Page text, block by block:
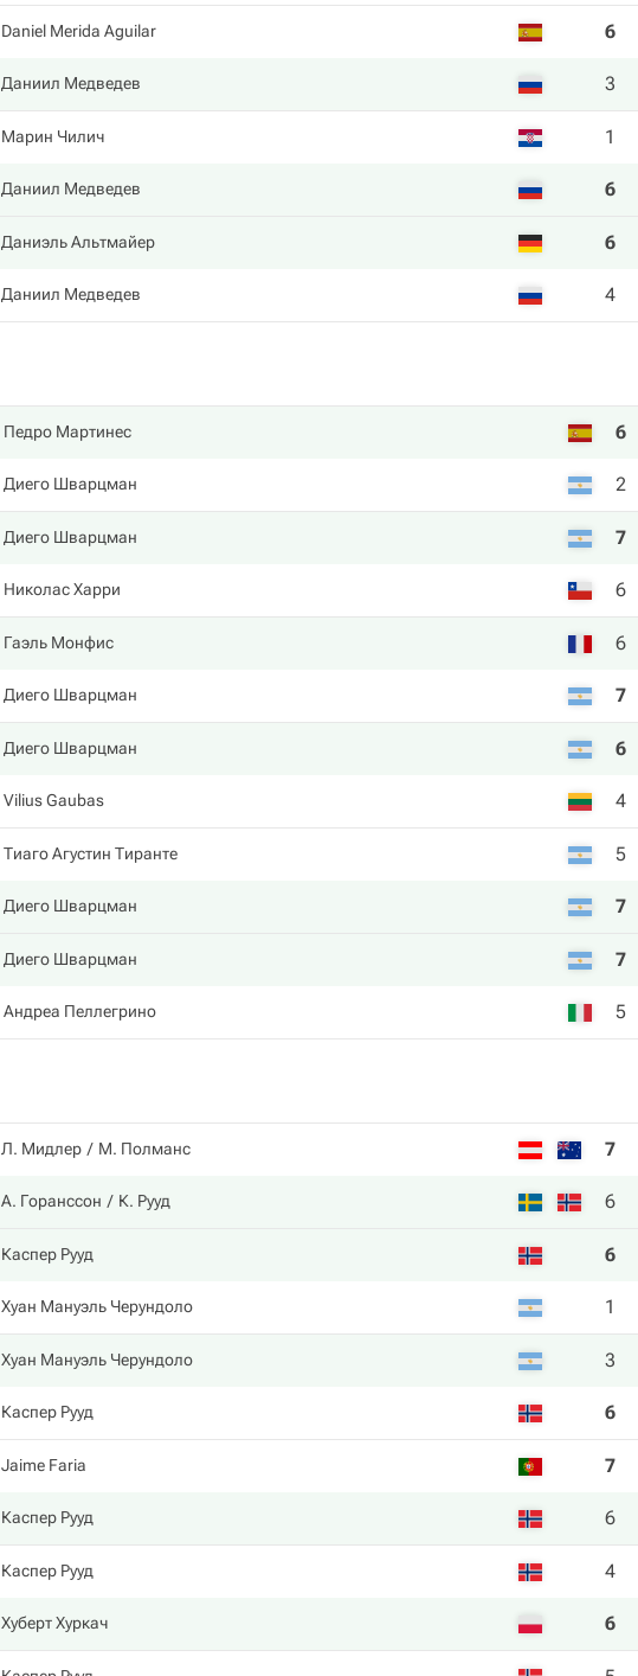
Daniel Merida Aguilar 6
Даниил Медведев 3
Марин Чилич 1
Даниил Медведев 6
Даниэль Альтмайер 6
Даниил Медведев 4
Педро Мартинес 6
Диего Шварцман 2
Диего Шварцман 7
Николас Харри 6
Гаэль Монфис 6
Диего Шварцман 7
Диего Шварцман 6
Vilius Gaubas 4
Тиаго Агустин Тиранте 5
Диего Шварцман 7
Диего Шварцман 7
Андреа Пеллегрино 5
Л. Мидлер М. Полманс 7
А. Горанссон К. Рууд 6
Каспер Рууд 6
Хуан Мануэль Черундоло 1
Хуан Мануэль Черундоло 3
Каспер Рууд 6
Jaime Faria 7
Каспер Рууд 6
Каспер Рууд 4
Хуберт Хуркач 6